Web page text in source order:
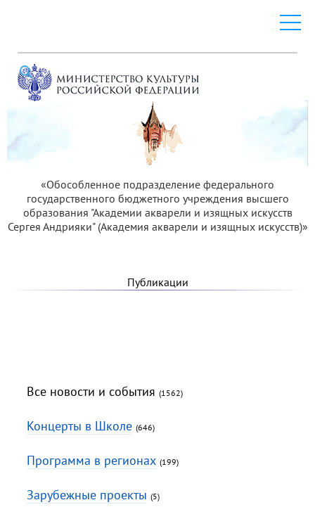
«Обособленное подразделение федерального
государственного бюджетного учреждения высшего
образования "Академии акварели и изящных искусств
Сергея Андрияки" (Академия акварели и изящных искусств)»
Публикации
Все новости и события (1562)
Концерты в Школе (646)
Программа в регионах (199)
Зарубежные проекты (5)